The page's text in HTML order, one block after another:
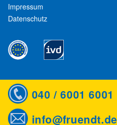
Impressum
Datenschutz
040 / 6001 6001
info@fruendt.de